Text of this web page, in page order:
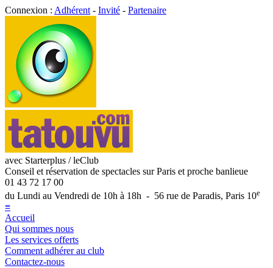
Connexion : Adhérent - Invité - Partenaire
avec Starterplus / leClub
Conseil et réservation de spectacles sur Paris et proche banlieue
01 43 72 17 00
du Lundi au Vendredi de 10h à 18h - 56 rue de Paradis, Paris 10e
≡
Accueil
Qui sommes nous
Les services offerts
Comment adhérer au club
Contactez-nous